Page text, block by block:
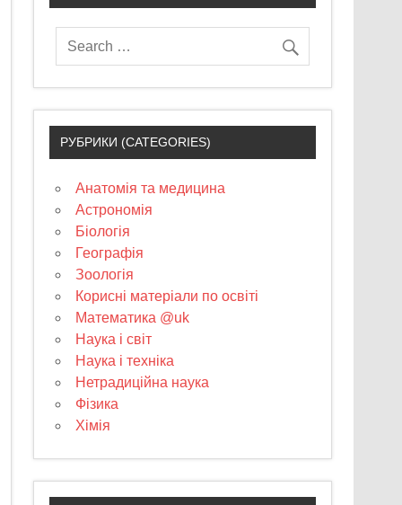
РУБРИКИ (CATEGORIES)
Анатомія та медицина
Астрономія
Біологія
Географія
Зоологія
Корисні матеріали по освіті
Математика @uk
Наука і світ
Наука і техніка
Нетрадиційна наука
Фізика
Хімія